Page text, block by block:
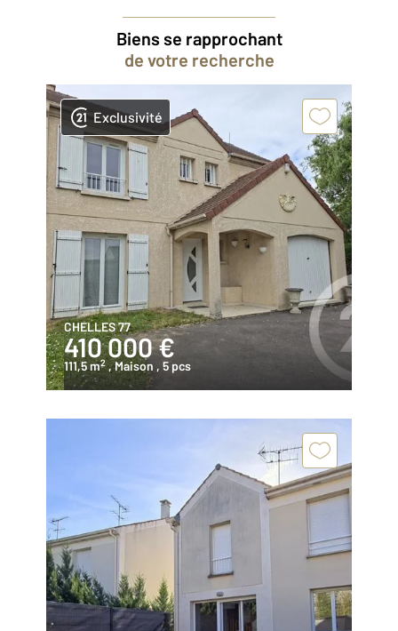
Biens se rapprochant
de votre recherche
Exclusivité
CHELLES 77
410 000 €
111,5 m2 , Maison , 5 pcs